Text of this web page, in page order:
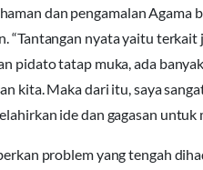
dan pengamalan
“Tantangan nyata yaitu
pidato tatap muka, ada
kita. Maka dari itu, saya
ide dan gagasan
problem yang tengah